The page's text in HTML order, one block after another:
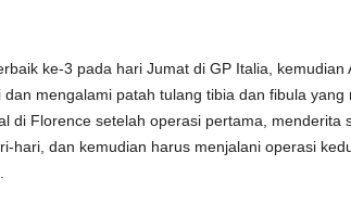
ke-3 pada hari Jumat di GP Italia, kemudian
mengalami patah tulang tibia dan fibula yang
di Florence setelah operasi pertama, menderita
hari, dan kemudian harus menjalani operasi